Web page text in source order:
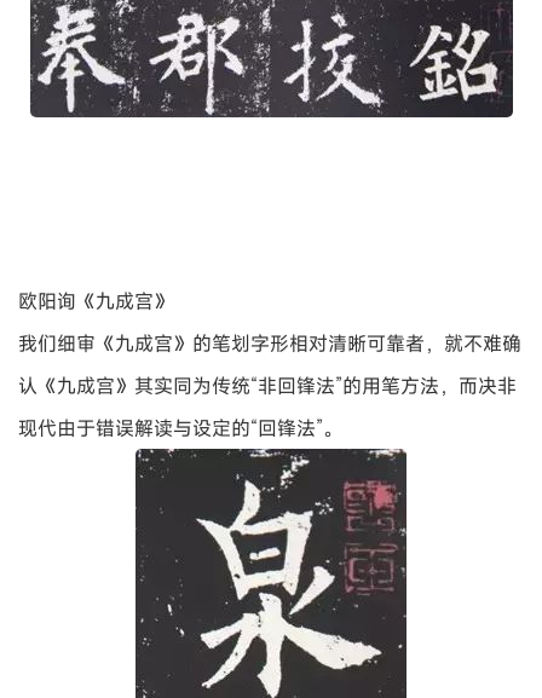
欧阳询《九成宫》
我们细审《九成宫》的笔划字形相对清晰可靠者，就不难确
认《九成宫》其实同为传统“非回锋法”的用笔方法，而决非
现代由于错误解读与设定的“回锋法”。